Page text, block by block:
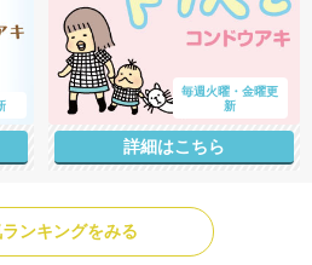
毎週火曜・金曜更
新
詳細はこちら
ランキングをみる